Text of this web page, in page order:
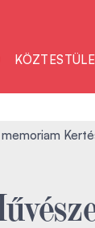
memoriam